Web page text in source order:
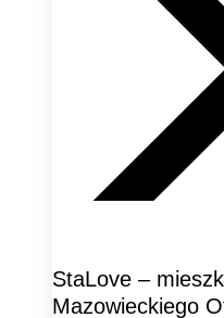
StaLove –
Mazowieckiego